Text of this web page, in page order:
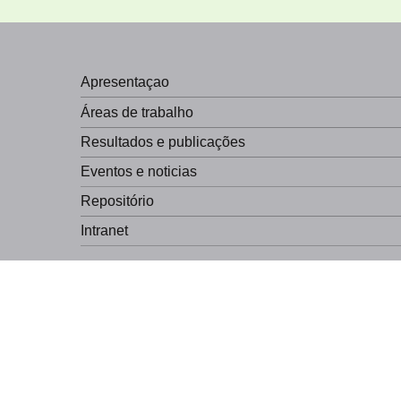
Apresentaçao
Áreas de trabalho
Resultados e publicações
Eventos e noticias
Repositório
Intranet